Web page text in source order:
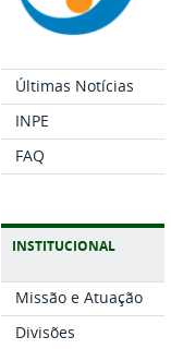
Últimas Notícias
INPE
FAQ
INSTITUCIONAL
Missão e Atuação
Divisões